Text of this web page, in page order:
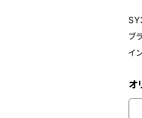
ブ
イ
オ